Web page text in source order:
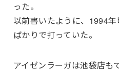
った。
以前書いたように、1994
ばかりで打っていた。
アイゼンラーガは池袋店も